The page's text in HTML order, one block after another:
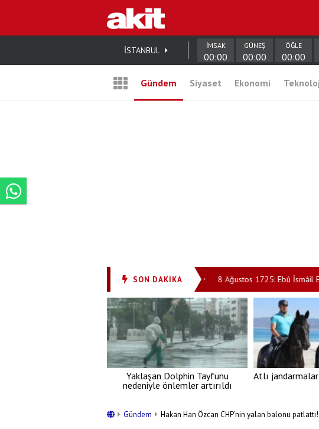
İSTANBUL İMSAK
00:00
GÜNEŞ
00:00
ÖĞLE
00:00
Gündem Siyaset Ekonomi
SON DAKİKA
8 Ağustos 2026: Günün Ayet ve Hadisi 8 Ağustos 1725: Ebû İsmâil
Yaklaşan Dolphin Tayfunu
nedeniyle önlemler artırıldı
Atlı
Gündem Hakan Han Özcan CHP’nin yalan balonu